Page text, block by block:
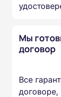
Мы
договор
Все
договоре,